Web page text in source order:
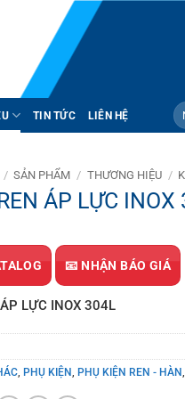
TIN TỨC LIÊN HỆ
Tìm
/ SẢN PHẨM / THƯƠNG HIỆU /
ÁP LỰC INOX
📧 NHẬN BÁO GIÁ
ÁP LỰC INOX 304L
, PHỤ KIỆN, PHỤ KIỆN REN - HÀN,